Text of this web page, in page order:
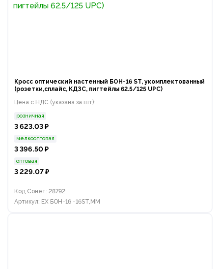
Кросс оптический настенный БОН-16 ST, укомплектованный
(розетки,сплайс, КДЗС, пигтейлы 62.5/125 UPC)
Цена с НДС (указана за шт):
розничная
3 623.03 ₽
мелкооптовая
3 396.50 ₽
оптовая
3 229.07 ₽
Код Сонет: 28792
Артикул: EX БОН-16 -16ST,MM